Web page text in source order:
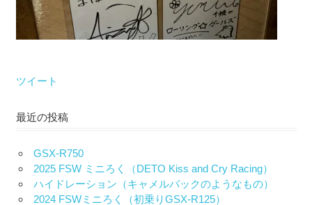
ツイート
最近の投稿
GSX-R750
2025 FSW ミニろく（DETO Kiss and Cry Racing）
ハイドレーション（キャメルバックのようなもの）
2024 FSWミニろく（初乗りGSX-R125）